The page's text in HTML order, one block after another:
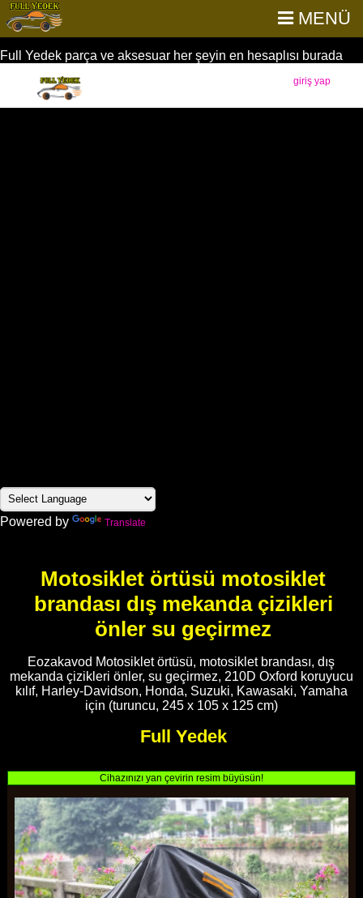
MENÜ
Full Yedek parça ve aksesuar her şeyin en hesaplısı burada
giriş yap
Powered by Translate
Motosiklet örtüsü motosiklet
brandası dış mekanda çizikleri
önler su geçirmez
Eozakavod Motosiklet örtüsü, motosiklet brandası, dış
mekanda çizikleri önler, su geçirmez, 210D Oxford koruyucu
kılıf, Harley-Davidson, Honda, Suzuki, Kawasaki, Yamaha
için (turuncu, 245 x 105 x 125 cm)
Full Yedek
Cihazınızı yan çevirin resim büyüsün!